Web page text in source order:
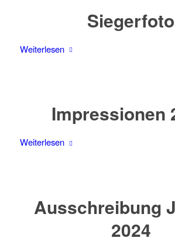
Siegerfoto
Weiterlesen
Impressionen
Weiterlesen
Ausschreibung
2024